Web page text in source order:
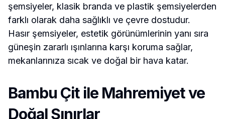
şemsiyeler, klasik branda ve plastik şemsiyelerden
farklı olarak daha sağlıklı ve çevre dostudur.
Hasır şemsiyeler, estetik görünümlerinin yanı sıra
güneşin zararlı ışınlarına karşı koruma sağlar,
mekanlarınıza sıcak ve doğal bir hava katar.
Bambu Çit ile Mahremiyet ve
Doğal Sınırlar